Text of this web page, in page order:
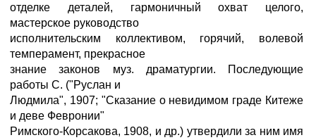
отделке деталей, гармоничный охват целого,
мастерское руководство
исполнительским коллективом, горячий, волевой
темперамент, прекрасное
знание законов муз. драматургии. Последующие
работы С. ("Руслан и
Людмила", 1907; "Сказание о невидимом граде Китеже
и деве Февронии"
Римского-Корсакова, 1908, и др.) утвердили за ним имя